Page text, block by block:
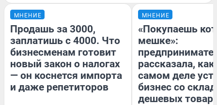
МНЕНИЕ
Продашь за 3000,
заплатишь с 4000. Что
бизнесменам готовит
новый закон о налогах
— он коснется импорта
и даже репетиторов
МНЕНИЕ
«Покупаешь
мешке»:
рассказала, как
самом деле
бизнес со
дешевых